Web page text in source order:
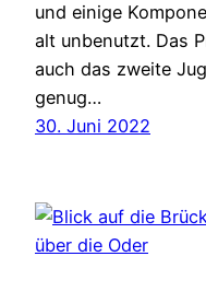
und einige
alt unbenutzt. Das
auch das zweite
genug…
30. Juni 2022